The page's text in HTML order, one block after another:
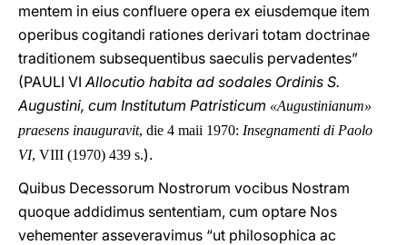
mentem in eius confluere opera ex eiusdemque item
operibus cogitandi rationes derivari totam doctrinae
traditionem subsequentibus saeculis pervadentes”
(PAULI VIAllocutio habita ad sodales Ordinis S.
Augustini, cum Institutum Patristicum «Augustinianum»
praesens inauguravit, die 4 maii 1970: Insegnamenti di Paolo
VI, VIII (1970) 439 s.).
Quibus Decessorum Nostrorum vocibus Nostram
quoque addidimus sententiam, cum optare Nos
vehementer asseveravimus “ut philosophica ac